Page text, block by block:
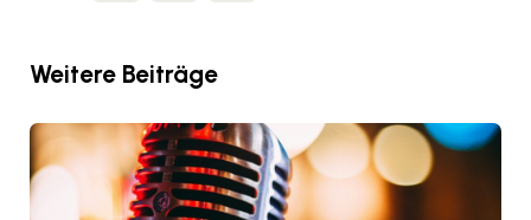
Weitere Beiträge